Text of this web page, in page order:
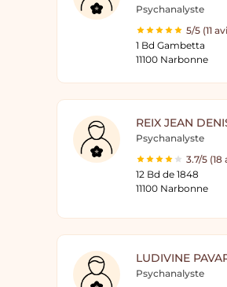
Psychanalyste
5/5 (11
1 Bd Gambetta
11100 Narbonne
REIX JEAN
Psychanalyste
3.7/5 (18
12 Bd de 1848
11100 Narbonne
LUDIVINE
Psychanalyste